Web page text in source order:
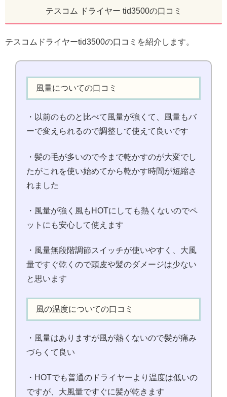
テスコム ドライヤー tid3500の口コミ
テスコムドライヤーtid3500の口コミを紹介します。
風量についての口コミ
・以前のものと比べて風量が強くて、風量もバ
ーで変えられるので調整して使えて良いです
・髪の毛が多いので今まで乾かすのが大変でし
たがこれを使い始めてから乾かす時間が短縮さ
れました
・風量が強く風もHOTにしても熱くないのでペ
ットにも安心して使えます
・風量無段階調節スイッチが使いやすく、大風
量ですぐ乾くので頭皮や髪のダメージは少ない
と思います
風の温度についての口コミ
・風量はありますが風が熱くないので髪が痛み
づらくて良い
・HOTでも普通のドライヤーより温度は低いの
ですが、大風量ですぐに髪が乾きます